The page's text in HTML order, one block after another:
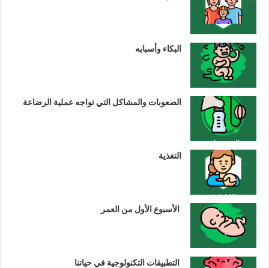
البكاء وأسبابه
الصعوبات والمشاكل التي تواجه عملية الرضاعة
التغذية
الأسبوع الأول من العمر
التطبيقات التكنولوجية في حياتنا